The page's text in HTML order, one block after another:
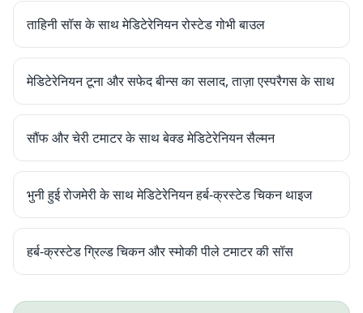
ताहिनी सॉस के साथ मेडिटेरेनियन रोस्टेड गोभी बाउल
मेडिटेरेनियन टूना और सफेद बीन्स का सलाद, ताज़ा एस्परैगस के साथ
सौंफ और चेरी टमाटर के साथ बेक्ड मेडिटेरेनियन सैल्मन
भुनी हुई रोजमेरी के साथ मेडिटेरेनियन हर्ब-क्रस्टेड चिकन थाइज
हर्ब-क्रस्टेड ग्रिल्ड चिकन और स्मोकी पीले टमाटर की सॉस